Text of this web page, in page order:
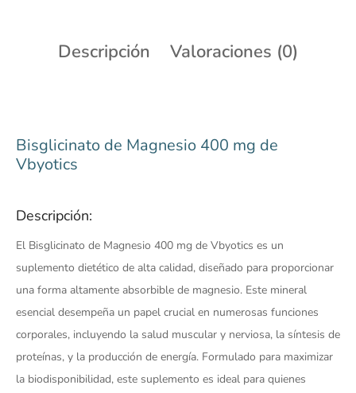
Descripción Valoraciones (0)
Bisglicinato de Magnesio 400 mg de
Vbyotics
Descripción:
El Bisglicinato de Magnesio 400 mg de Vbyotics es un
suplemento dietético de alta calidad, diseñado para proporcionar
una forma altamente absorbible de magnesio. Este mineral
esencial desempeña un papel crucial en numerosas funciones
corporales, incluyendo la salud muscular y nerviosa, la síntesis de
proteínas, y la producción de energía. Formulado para maximizar
la biodisponibilidad, este suplemento es ideal para quienes